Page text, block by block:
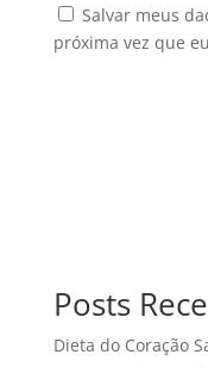
Salvar meus
próxima vez que
Posts
Dieta do Coração